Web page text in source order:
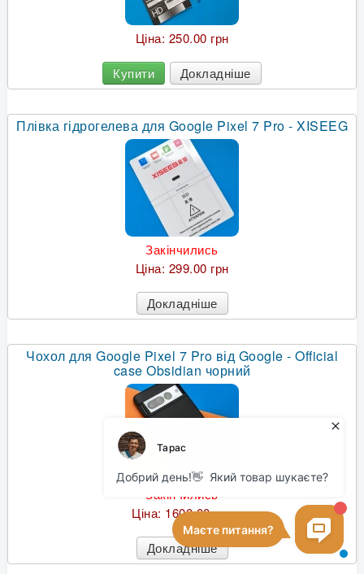
Ціна: 250.00 грн
Купити Докладніше
Плівка гідрогелева для Google Pixel 7 Pro - XISEEG
Закінчились
Ціна: 299.00 грн
Докладніше
Чохол для Google Pixel 7 Pro від Google - Official
case Obsidian чорний
Закінчились
Ціна: 1600.00 грн
Докладніше